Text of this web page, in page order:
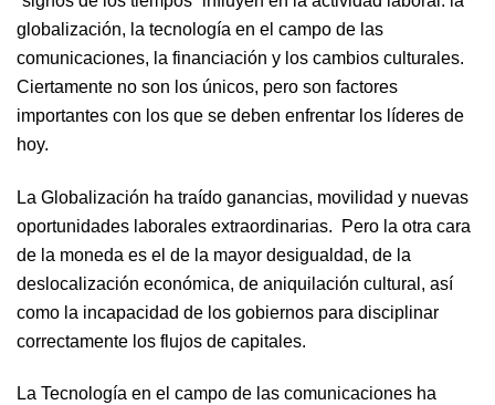
globalización, la tecnología en el campo de las
comunicaciones, la financiación y los cambios culturales.
Ciertamente no son los únicos, pero son factores
importantes con los que se deben enfrentar los líderes de
hoy.
La Globalización ha traído ganancias, movilidad y nuevas
oportunidades laborales extraordinarias. Pero la otra cara
de la moneda es el de la mayor desigualdad, de la
deslocalización económica, de aniquilación cultural, así
como la incapacidad de los gobiernos para disciplinar
correctamente los flujos de capitales.
La Tecnología en el campo de las comunicaciones ha